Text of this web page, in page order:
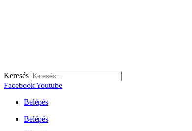
Keresés
FacebookYoutube
Belépés
Belépés